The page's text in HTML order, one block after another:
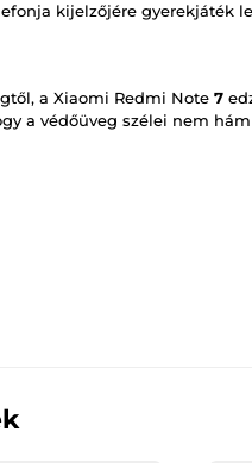
kijelzőjére gyerekjáték
a Xiaomi Redmi Note 7
a védőüveg szélei nem